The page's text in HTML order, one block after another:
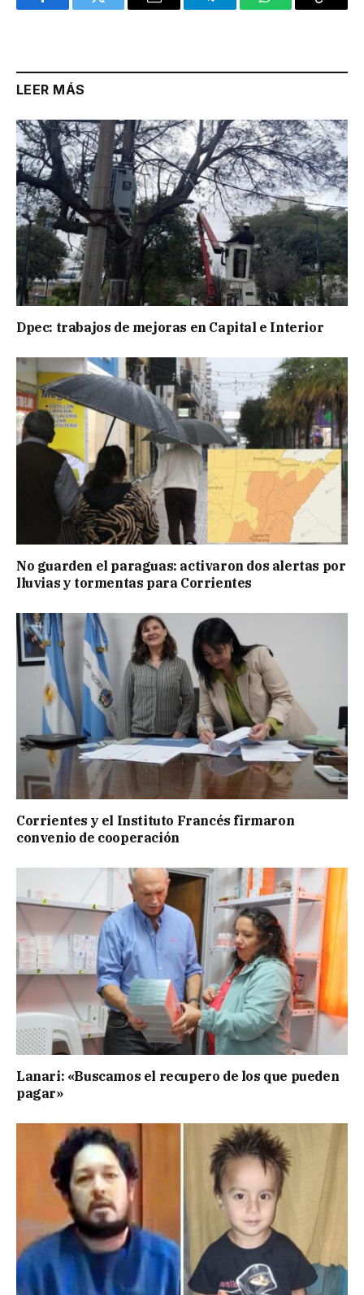
FacebookTwitter Email TelegramWhatsAppCopy
LEER MÁS
Dpec: trabajos de mejoras en Capital e Interior
No guarden el paraguas: activaron dos alertas por
lluvias y tormentas para Corrientes
Corrientes y el Instituto Francés firmaron
convenio de cooperación
Lanari: «Buscamos el recupero de los que pueden
pagar»